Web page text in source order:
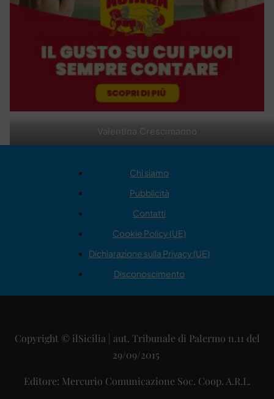
Valentina Crescimanno
Chi siamo
Pubblicità
Contatti
Cookie Policy (UE)
Dichiarazione sulla Privacy (UE)
Disconoscimento
Copyright © ilSicilia | aut. Tribunale di Palermo n.11 del
29/09/2015
Editore: Mercurio Comunicazione Soc. Coop. A.R.L.